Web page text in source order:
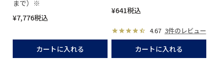
まで）※
¥7,776税込
カートに入れる
¥641税込
4.67 3件のレビュー
カートに入れる